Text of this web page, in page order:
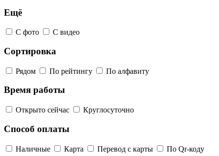
Ещё
С фото С видео
Сортировка
Рядом По рейтингу По алфавиту
Время работы
Открыто сейчас Круглосуточно
Способ оплаты
Наличные Карта Перевод с карты По Qr-коду